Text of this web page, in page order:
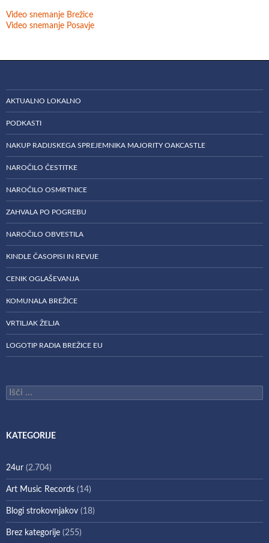
Video snemanje Brežice
Video snemanje Posavje
AKTUALNO LOKALNO
PODKASTI
NAKUP RADIJSKEGA SPREJEMNIKA MAJORITY OAKCASTLE
NAROČILO ČESTITKE
NAROČILO OSMRTNICE
ZAHVALA PO POGREBU
NAROČILO OBVESTILA
KINDLE ČASOPISI IN REVIJE
CENIK OGLAŠEVANJA
KOMUNALA BREŽICE
VRTILJAK ŽELJA
LOGOTIP RADIA BREŽICE EU
Išči:
KATEGORIJE
24ur (2.704)
Art Music Records (14)
Blogi strokovnjakov (18)
Brez kategorije (255)